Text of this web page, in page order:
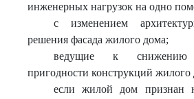
инженерных нагрузок на одно
с изменением
решения фасада жилого дома;
ведущие к снижению
пригодности конструкций жилого
если жилой дом признан